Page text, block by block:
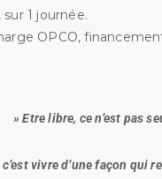
1 journée.
OPCO,
» Etre libre, ce n’est pas
c’est vivre d’une façon qui